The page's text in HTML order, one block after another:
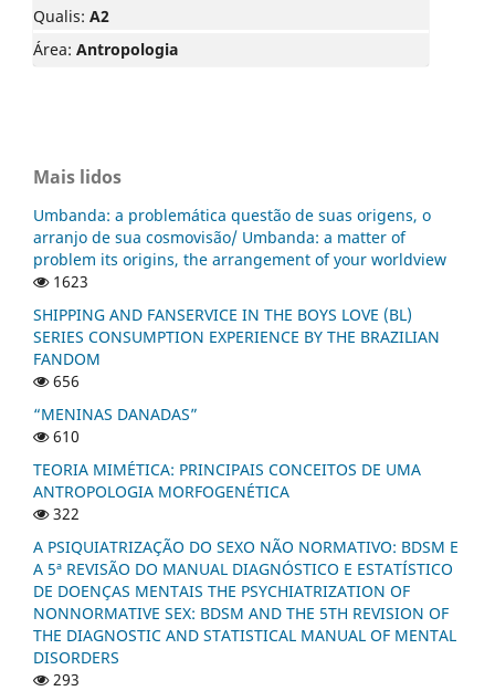
Qualis: A2
Área: Antropologia
Mais lidos
Umbanda: a problemática questão de suas origens, o
arranjo de sua cosmovisão/ Umbanda: a matter of
problem its origins, the arrangement of your worldview
1623
SHIPPING AND FANSERVICE IN THE BOYS LOVE (BL)
SERIES CONSUMPTION EXPERIENCE BY THE BRAZILIAN
FANDOM
656
“MENINAS DANADAS”
610
TEORIA MIMÉTICA: PRINCIPAIS CONCEITOS DE UMA
ANTROPOLOGIA MORFOGENÉTICA
322
A PSIQUIATRIZAÇÃO DO SEXO NÃO NORMATIVO: BDSM E
A 5ª REVISÃO DO MANUAL DIAGNÓSTICO E ESTATÍSTICO
DE DOENÇAS MENTAIS THE PSYCHIATRIZATION OF
NONNORMATIVE SEX: BDSM AND THE 5TH REVISION OF
THE DIAGNOSTIC AND STATISTICAL MANUAL OF MENTAL
DISORDERS
293